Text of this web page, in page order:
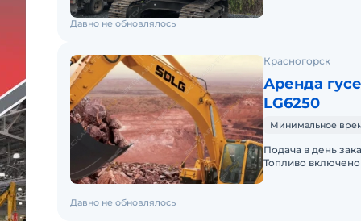
Давно не обновлялось
Красногорск
Аренда
LG6250
Минимальное
Подача в день
Топливо
Давно не обновлялось